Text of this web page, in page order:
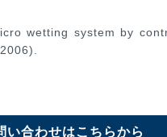
wetting system by
い合わせはこちらから